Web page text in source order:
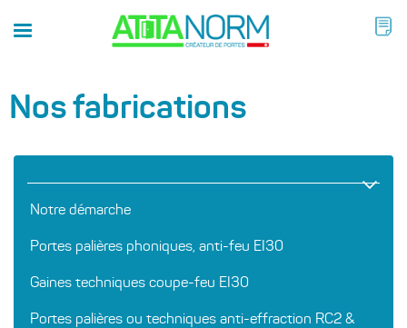
Nos fabrications
Notre démarche
Portes palières phoniques, anti-feu EI30
Gaines techniques coupe-feu EI30
Portes palières ou techniques anti-effraction RC2 &